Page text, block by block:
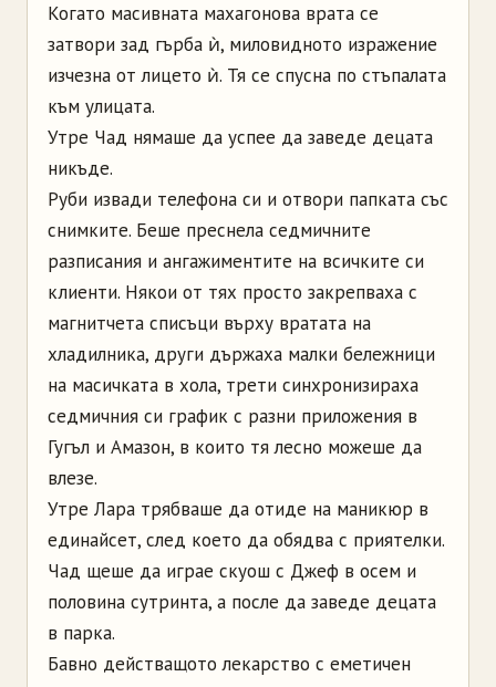
Когато масивната махагонова врата се
затвори зад гърба ѝ, миловидното изражение
изчезна от лицето ѝ. Тя се спусна по стъпалата
към улицата.
Утре Чад нямаше да успее да заведе децата
никъде.
Руби извади телефона си и отвори папката със
снимките. Беше преснела седмичните
разписания и ангажиментите на всичките си
клиенти. Някои от тях просто закрепваха с
магнитчета списъци върху вратата на
хладилника, други държаха малки бележници
на масичката в хола, трети синхронизираха
седмичния си график с разни приложения в
Гугъл и Амазон, в които тя лесно можеше да
влезе.
Утре Лара трябваше да отиде на маникюр в
единайсет, след което да обядва с приятелки.
Чад щеше да играе скуош с Джеф в осем и
половина сутринта, а после да заведе децата
в парка.
Бавно действащото лекарство с еметичен